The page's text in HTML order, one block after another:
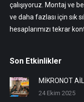
çalışıyoruz. Montaj ve
ve daha fazlası için sık
hesaplarımızı tekrar
Son Etkinlikler
MİKRONOT
24 Ekim 2025